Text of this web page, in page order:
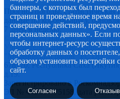
Прогноз погоды,
данные по коронавирусу,
7 дней в неделю.
© 2012-2020 Наименование
Учредитель Администрация
"Мирнинский район" РС (Я)
678170, Республика Саха
д.19.
Зарегистрировано в
ЭЛ № ФС 77 - 75158, дата
баннеры, с которых был
страниц и проведённое время
совершение действий,
персональных данных». Если
чтобы интернет-ресурс
обработку данных о
образом установить настройки
сайт.
Согласен